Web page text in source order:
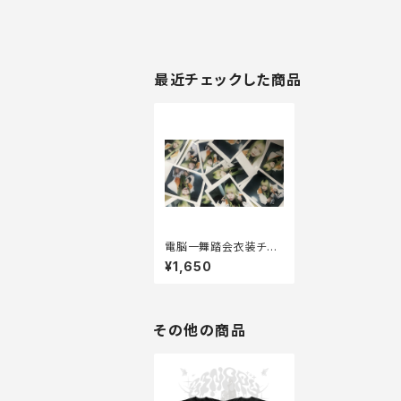
最近チェックした商品
電脳一舞踏会衣装チェ
キ
¥1,650
その他の商品